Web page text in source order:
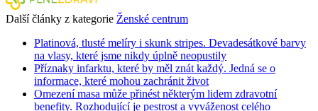
Další články z kategorie Ženské centrum
Platinová, tlusté melíry i skunk stripes. Devadesátkové barvy
na vlasy, které jsme nikdy úplně neopustily
Příznaky infarktu, které by měl znát každý. Jedná se o
informace, které mohou zachránit život
Omezení masa může přinést některým lidem zdravotní
benefity. Rozhodující je pestrost a vyváženost celého